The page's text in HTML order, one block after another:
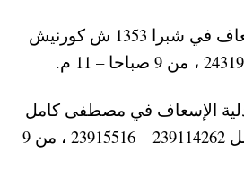
– عنوان صيدلية الإسعاف في شبرا 1353 ش كورنيش
الإسعاف في مصطفى كامل
1 ميدان مصطفى كامل 239114262 – 23915516 ، من 9